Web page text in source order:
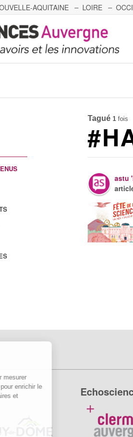
mesurer
pour enrichir le
et
AQUITAINE LOIRE
BOURGOGNE-FRANCHE-COMTÉ
Tagué 1 fois
astu